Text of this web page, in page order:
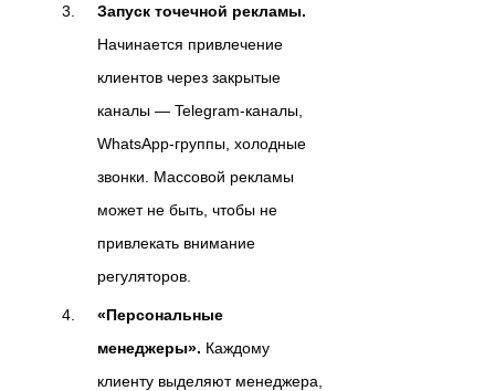
Запуск точечной рекламы.
Начинается привлечение
клиентов через закрытые
каналы — Telegram-каналы,
WhatsApp-группы, холодные
звонки. Массовой рекламы
может не быть, чтобы не
привлекать внимание
регуляторов.
«Персональные
менеджеры». Каждому
клиенту выделяют менеджера,